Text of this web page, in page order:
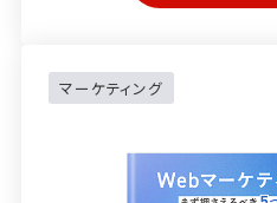
マーケティング